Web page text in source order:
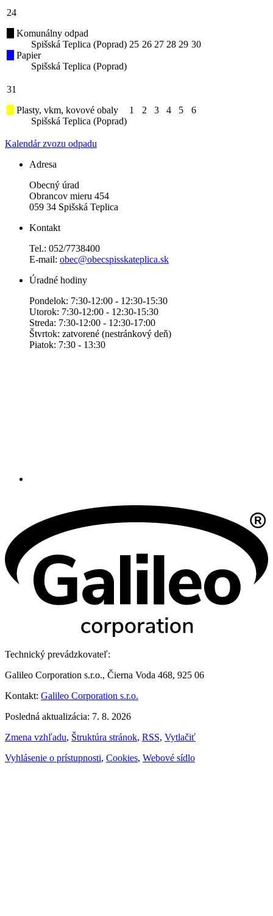
24
Komunálny odpad
Spišská Teplica (Poprad)
Papier
Spišská Teplica (Poprad)
25 26 27 28 29 30
31
Plasty, vkm, kovové obaly
Spišská Teplica (Poprad)
1 2 3 4 5 6
Kalendár zvozu odpadu
Adresa
Obecný úrad
Obrancov mieru 454
059 34 Spišská Teplica
Kontakt
Tel.: 052/7738400
E-mail: obec@obecspisskateplica.sk
Úradné hodiny
Pondelok: 7:30-12:00 - 12:30-15:30
Utorok: 7:30-12:00 - 12:30-15:30
Streda: 7:30-12:00 - 12:30-17:00
Štvrtok: zatvorené (nestránkový deň)
Piatok: 7:30 - 13:30
Technický prevádzkovateľ:
Galileo Corporation s.r.o., Čierna Voda 468, 925 06
Kontakt: Galileo Corporation s.r.o.
Posledná aktualizácia: 7. 8. 2026
Zmena vzhľadu, Štruktúra stránok, RSS, Vytlačiť
Vyhlásenie o prístupnosti, Cookies, Webové sídlo